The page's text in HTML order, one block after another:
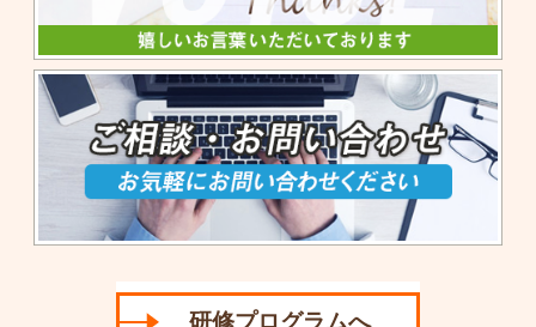
研修プログラムへ